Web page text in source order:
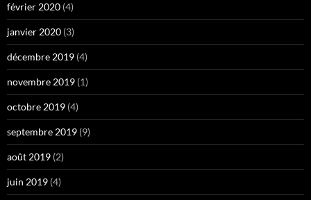
février 2020 (4)
janvier 2020 (3)
décembre 2019 (4)
novembre 2019 (1)
octobre 2019 (4)
septembre 2019 (9)
août 2019 (2)
juin 2019 (4)